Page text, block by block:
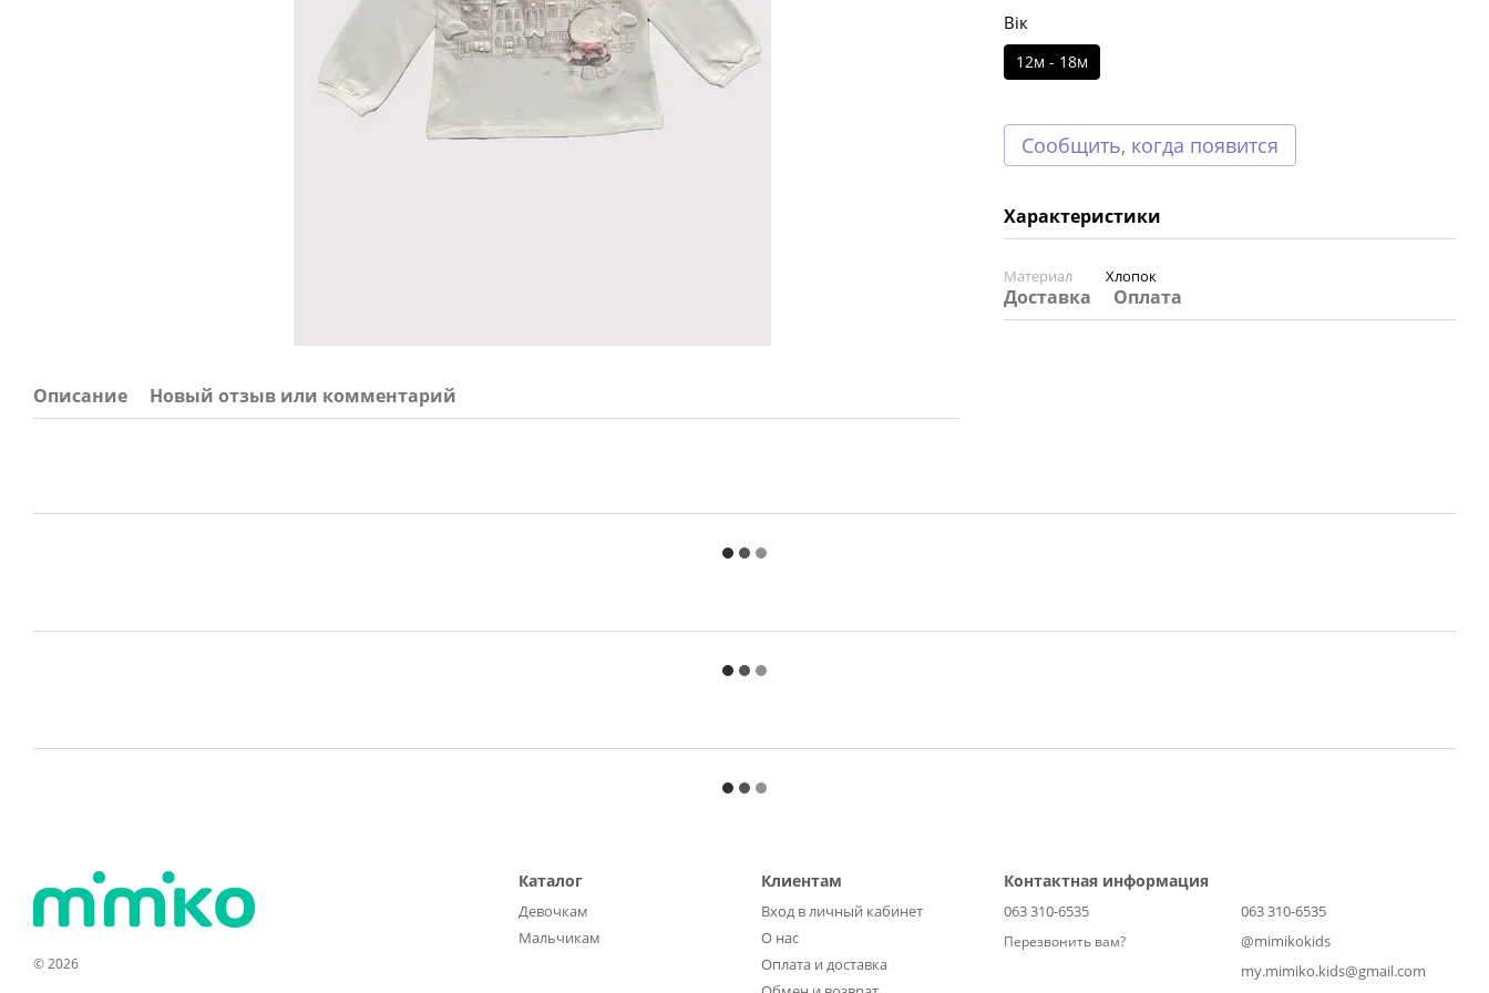
Описание Новый отзыв или комментарий
Вік
12м - 18м
Сообщить, когда появится
Характеристики
Материал Хлопок
Доставка Оплата
© 2026
Каталог
Девочкам
Мальчикам
Клиентам
Вход в личный кабинет
О нас
Оплата и доставка
Контактная информация
063 310-6535
Перезвонить вам?
063 310-6535
@mimikokids
my.mimiko.kids@gmail.com